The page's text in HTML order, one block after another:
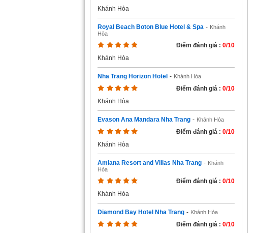
Khánh Hòa
Royal Beach Boton Blue Hotel & Spa - Khánh
Hòa
Điểm đánh giá : 0/10
Khánh Hòa
Nha Trang Horizon Hotel - Khánh Hòa
Điểm đánh giá : 0/10
Khánh Hòa
Evason Ana Mandara Nha Trang - Khánh Hòa
Điểm đánh giá : 0/10
Khánh Hòa
Amiana Resort and Villas Nha Trang - Khánh
Hòa
Điểm đánh giá : 0/10
Khánh Hòa
Diamond Bay Hotel Nha Trang - Khánh Hòa
Điểm đánh giá : 0/10